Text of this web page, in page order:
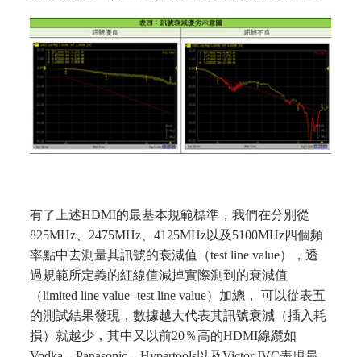
有了上述HDMI的最基本規範標準，我們在分別從
825MHz、2475MHz、4125MHz以及5100MHz四個頻
率點中去測量其訊號的衰減值（test line value），透
過規範所定義的紅線值減掉實際測到的衰減值
（limited line value -test line value）加總， 可以從表五
的測試結果發現，數據越大代表其訊號衰減（插入耗
損）就越少，其中又以前20％高的HDMI線纜如